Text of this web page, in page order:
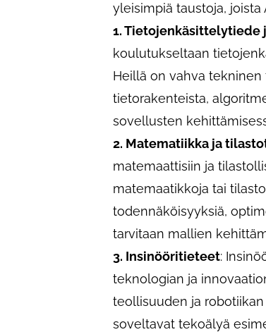
yleisimpiä taustoja, joista
1. Tietojenkäsittelytiede
koulutukseltaan
Heillä on vahva
tietorakenteista,
sovellusten
2. Matematiikka ja
matemaattisiin ja
matemaatikkoja tai
todennäköisyyksiä,
tarvitaan mallien
3. Insinööritieteet:
teknologian ja
teollisuuden ja
soveltavat tekoälyä